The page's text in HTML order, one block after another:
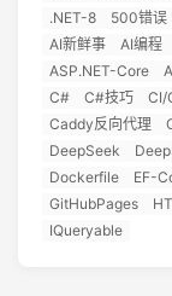
.NET-8
500错误
AI新鲜事
AI编程
ASP.NET-Core
C#
C#技巧 CI/
Caddy反向代理
DeepSeek
Dockerfile
EF-
GitHubPages
IQueryable